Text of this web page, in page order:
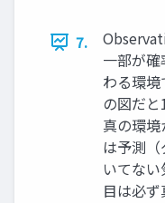
7.
一部が
わる環
の図だ
真の環
は予測
いてな
目は必